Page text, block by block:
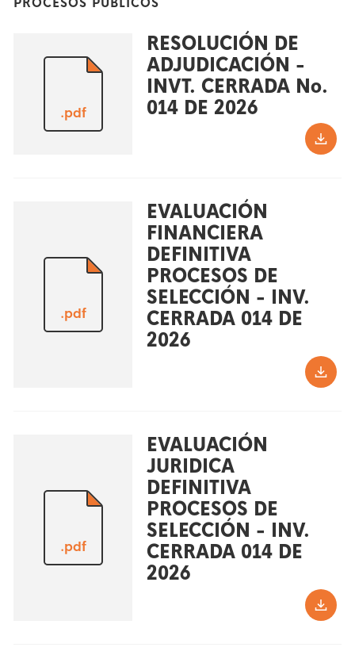
.pdf
RESOLUCIÓN DE
ADJUDICACIÓN -
INVT. CERRADA No.
014 DE 2026
.pdf
EVALUACIÓN
FINANCIERA
DEFINITIVA
PROCESOS DE
SELECCIÓN - INV.
CERRADA 014 DE
2026
.pdf
EVALUACIÓN
JURIDICA
DEFINITIVA
PROCESOS DE
SELECCIÓN - INV.
CERRADA 014 DE
2026